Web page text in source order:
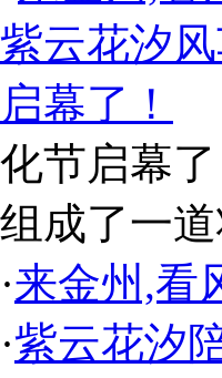
化节启幕
组成了一
·来金州,看
·紫云花汐